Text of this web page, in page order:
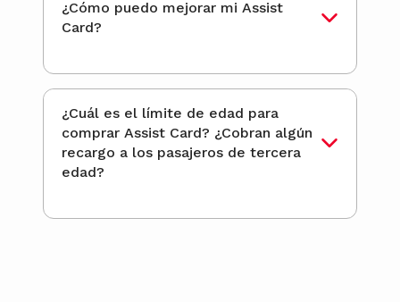
¿Cómo puedo mejorar mi Assist
Card?
¿Cuál es el límite de edad para
comprar Assist Card? ¿Cobran algún
recargo a los pasajeros de tercera
edad?